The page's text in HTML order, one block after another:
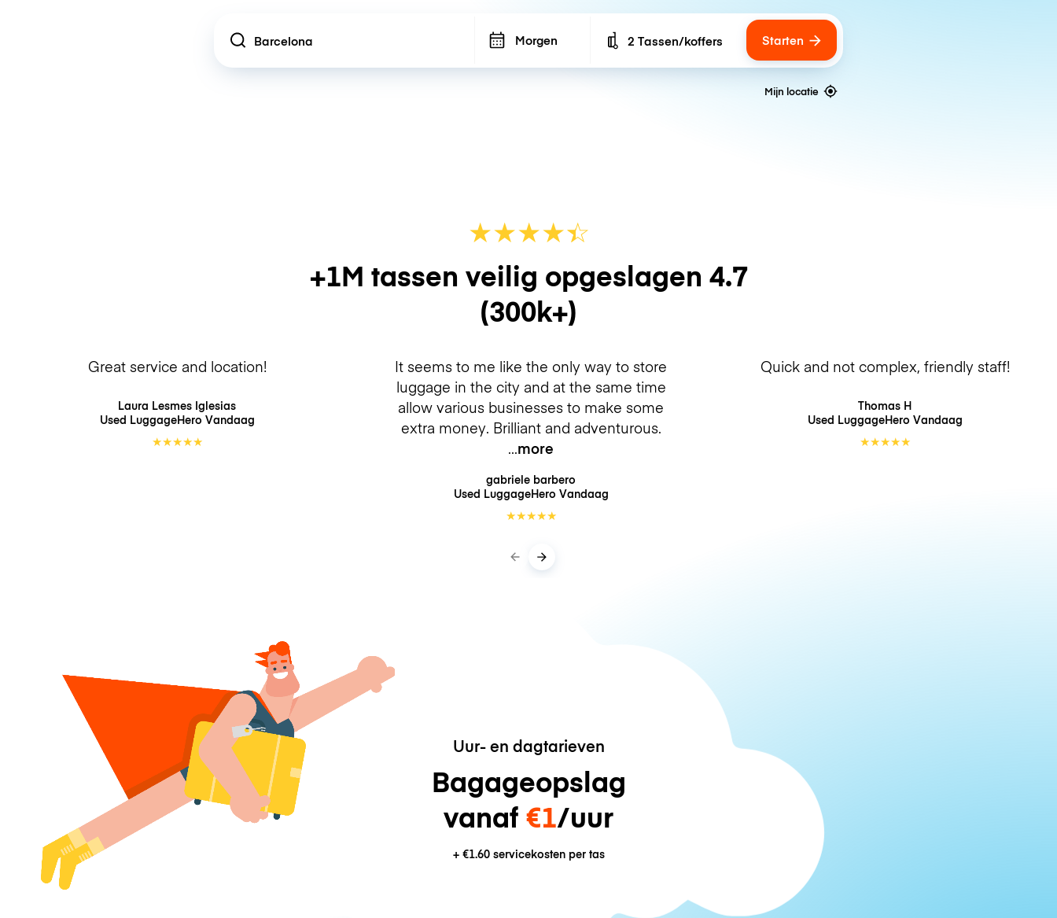
Location Morgen Number of bags
2 Tassen/koffers Starten
Mijn locatie
★★★★☆
★
+1M tassen veilig opgeslagen 4.7
(300k+)
Great service and location!
Laura Lesmes Iglesias
Used LuggageHero Vandaag
★★★★★
It seems to me like the only way to store
luggage in the city and at the same time
allow various businesses to make some
extra money. Brilliant and adventurous.
more
gabriele barbero
Used LuggageHero Vandaag
★★★★★
Quick and not complex, friendly staff!
Thomas H
Used LuggageHero Vandaag
★★★★★
Uur- en dagtarieven
Bagageopslag
vanaf €1/uur
+ €1.60servicekosten per tas